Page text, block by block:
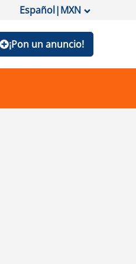
Español|MXN
¡Pon un anuncio!